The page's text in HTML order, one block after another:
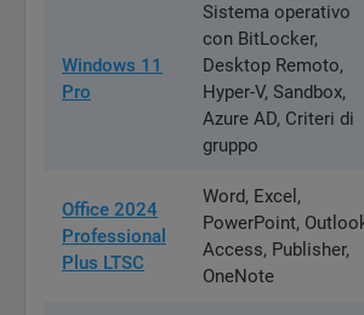
Windows 11
Pro
Sistema operativo
con BitLocker,
Desktop Remoto,
Hyper-V, Sandbox,
Azure AD, Criteri di
gruppo
Office 2024
Professional
Plus LTSC
Word, Excel,
PowerPoint,
Access, Publisher,
OneNote